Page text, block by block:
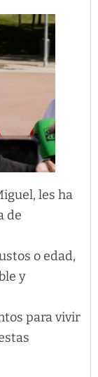
les ha
de
o edad,
y
para vivir